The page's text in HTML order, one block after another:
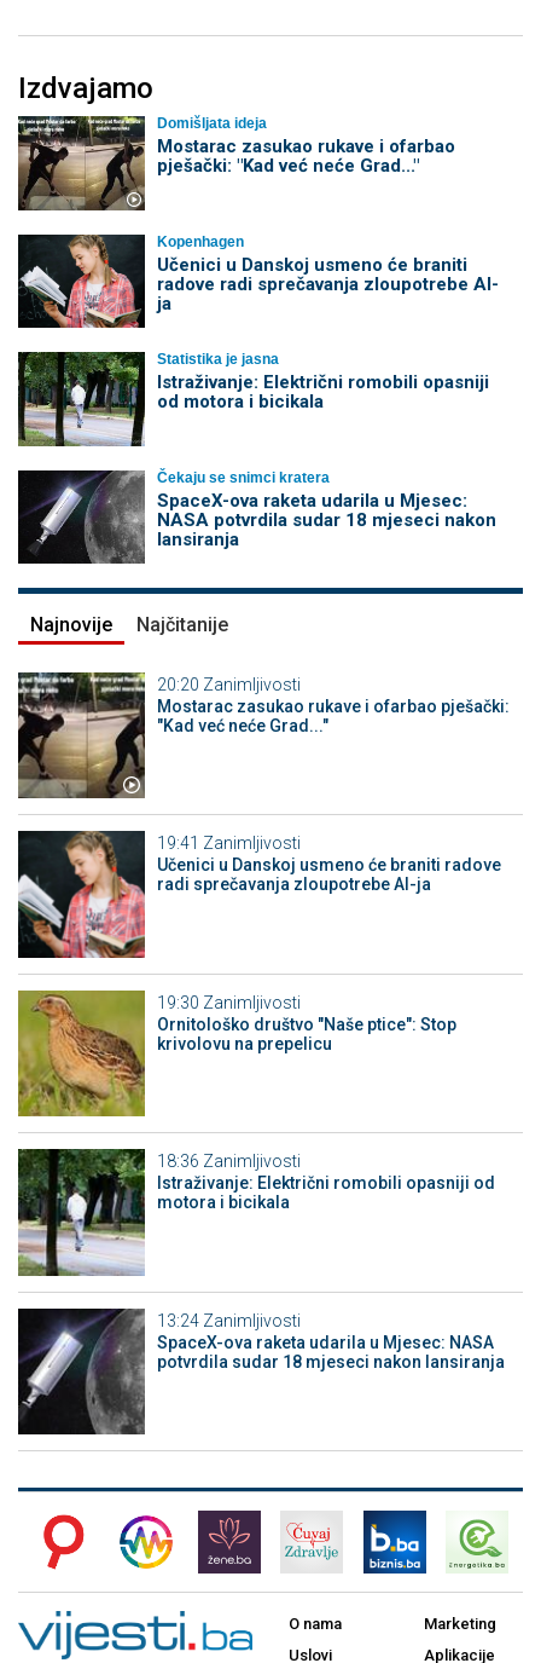
Izdvajamo
Domišljata ideja
Mostarac zasukao rukave i ofarbao
pješački: "Kad već neće Grad..."
Kopenhagen
Učenici u Danskoj usmeno će braniti
radove radi sprečavanja zloupotrebe AI-
ja
Statistika je jasna
Istraživanje: Električni romobili opasniji
od motora i bicikala
Čekaju se snimci kratera
SpaceX-ova raketa udarila u Mjesec:
NASA potvrdila sudar 18 mjeseci nakon
lansiranja
Najnovije Najčitanije
20:20 Zanimljivosti
Mostarac zasukao rukave i ofarbao pješački:
"Kad već neće Grad..."
19:41 Zanimljivosti
Učenici u Danskoj usmeno će braniti radove
radi sprečavanja zloupotrebe AI-ja
19:30 Zanimljivosti
Ornitološko društvo "Naše ptice": Stop
krivolovu na prepelicu
18:36 Zanimljivosti
Istraživanje: Električni romobili opasniji od
motora i bicikala
13:24 Zanimljivosti
SpaceX-ova raketa udarila u Mjesec: NASA
potvrdila sudar 18 mjeseci nakon lansiranja
O nama
Uslovi
Marketing
Aplikacije